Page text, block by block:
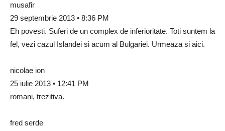
musafir
29 septembrie 2013 • 8:36 PM
Eh povesti. Suferi de un complex de inferioritate. Toti suntem la
fel, vezi cazul Islandei si acum al Bulgariei. Urmeaza si aici.
nicolae ion
25 iulie 2013 • 12:41 PM
romani, trezitiva.
fred serde